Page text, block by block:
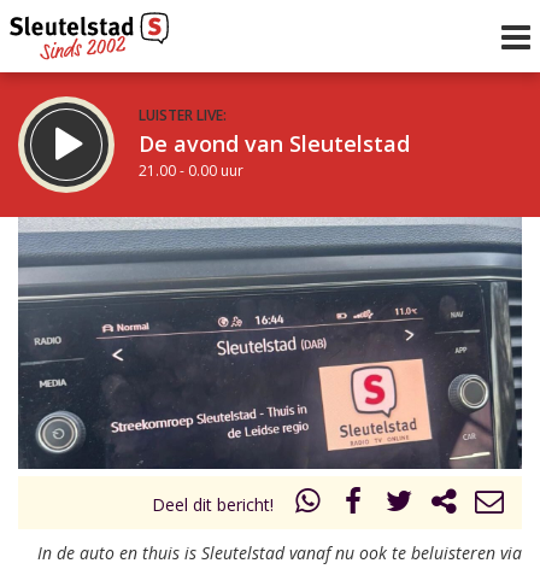
LUISTER LIVE:
De avond van Sleutelstad
21.00 - 0.00 uur
STRAKS:
De nacht van Sleutelstad
0.00 - 6.00 uur
Vorig uur
uur 1 van 0 Volgend uur
Deel dit bericht!
In de auto en thuis is Sleutelstad vanaf nu ook te beluisteren via